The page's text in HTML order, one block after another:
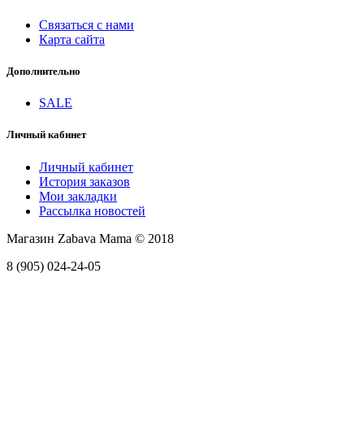
Связаться с нами
Карта сайта
Дополнительно
SALE
Личный кабинет
Личный кабинет
История заказов
Мои закладки
Рассылка новостей
Магазин Zabava Mama © 2018
8 (905) 024-24-05